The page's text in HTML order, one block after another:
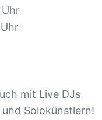
mit Live DJs
Solokünstlern!